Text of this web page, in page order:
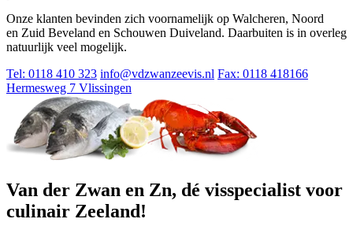
Onze klanten bevinden zich voornamelijk op Walcheren, Noord
en Zuid Beveland en Schouwen Duiveland. Daarbuiten is in overleg
natuurlijk veel mogelijk.
Tel: 0118 410 323 info@vdzwanzeevis.nl Fax: 0118 418166
Hermesweg 7 Vlissingen
Van der Zwan en Zn, dé visspecialist voor
culinair Zeeland!